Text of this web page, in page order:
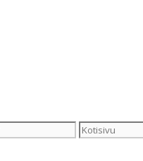
Kotisivu